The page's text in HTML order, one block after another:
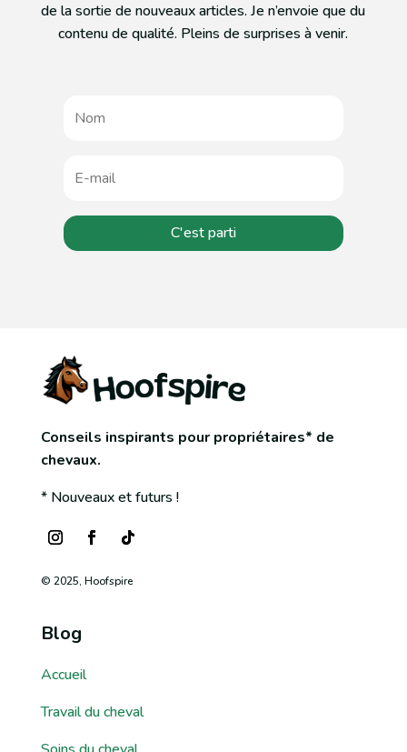
de la sortie de nouveaux articles. Je n’envoie que du
contenu de qualité. Pleins de surprises à venir.
C'est parti
Conseils inspirants pour propriétaires* de
chevaux.
* Nouveaux et futurs !
© 2025, Hoofspire
Blog
Accueil
Travail du cheval